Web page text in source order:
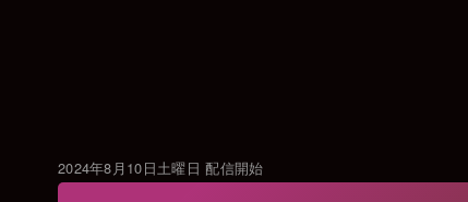
2024年8月10日土曜日 配信開始